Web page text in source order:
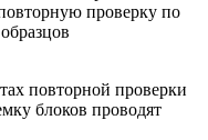
проверку по
повторной проверки
блоков проводят